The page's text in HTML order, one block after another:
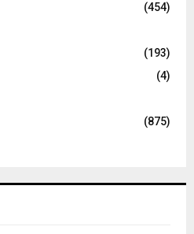
(454)
(193)
(4)
(875)